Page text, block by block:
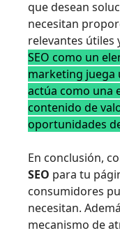
que desean
necesitan
relevantes útiles
SEO como un
marketing juega
actúa como una
contenido de
oportunidades
En conclusión,
SEO para tu
consumidores
necesitan.
mecanismo de